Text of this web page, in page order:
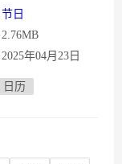
节日
2.76MB
2025年04月23日
日历